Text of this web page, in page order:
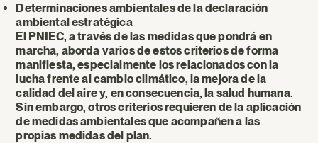
Determinaciones ambientales de la declaración
ambiental estratégica
El PNIEC, a través de las medidas que pondrá en
marcha, aborda varios de estos criterios de forma
manifiesta, especialmente los relacionados con la
lucha frente al cambio climático, la mejora de la
calidad del aire y, en consecuencia, la salud humana.
Sin embargo, otros criterios requieren de la aplicación
de medidas ambientales que acompañen a las
propias medidas del plan.